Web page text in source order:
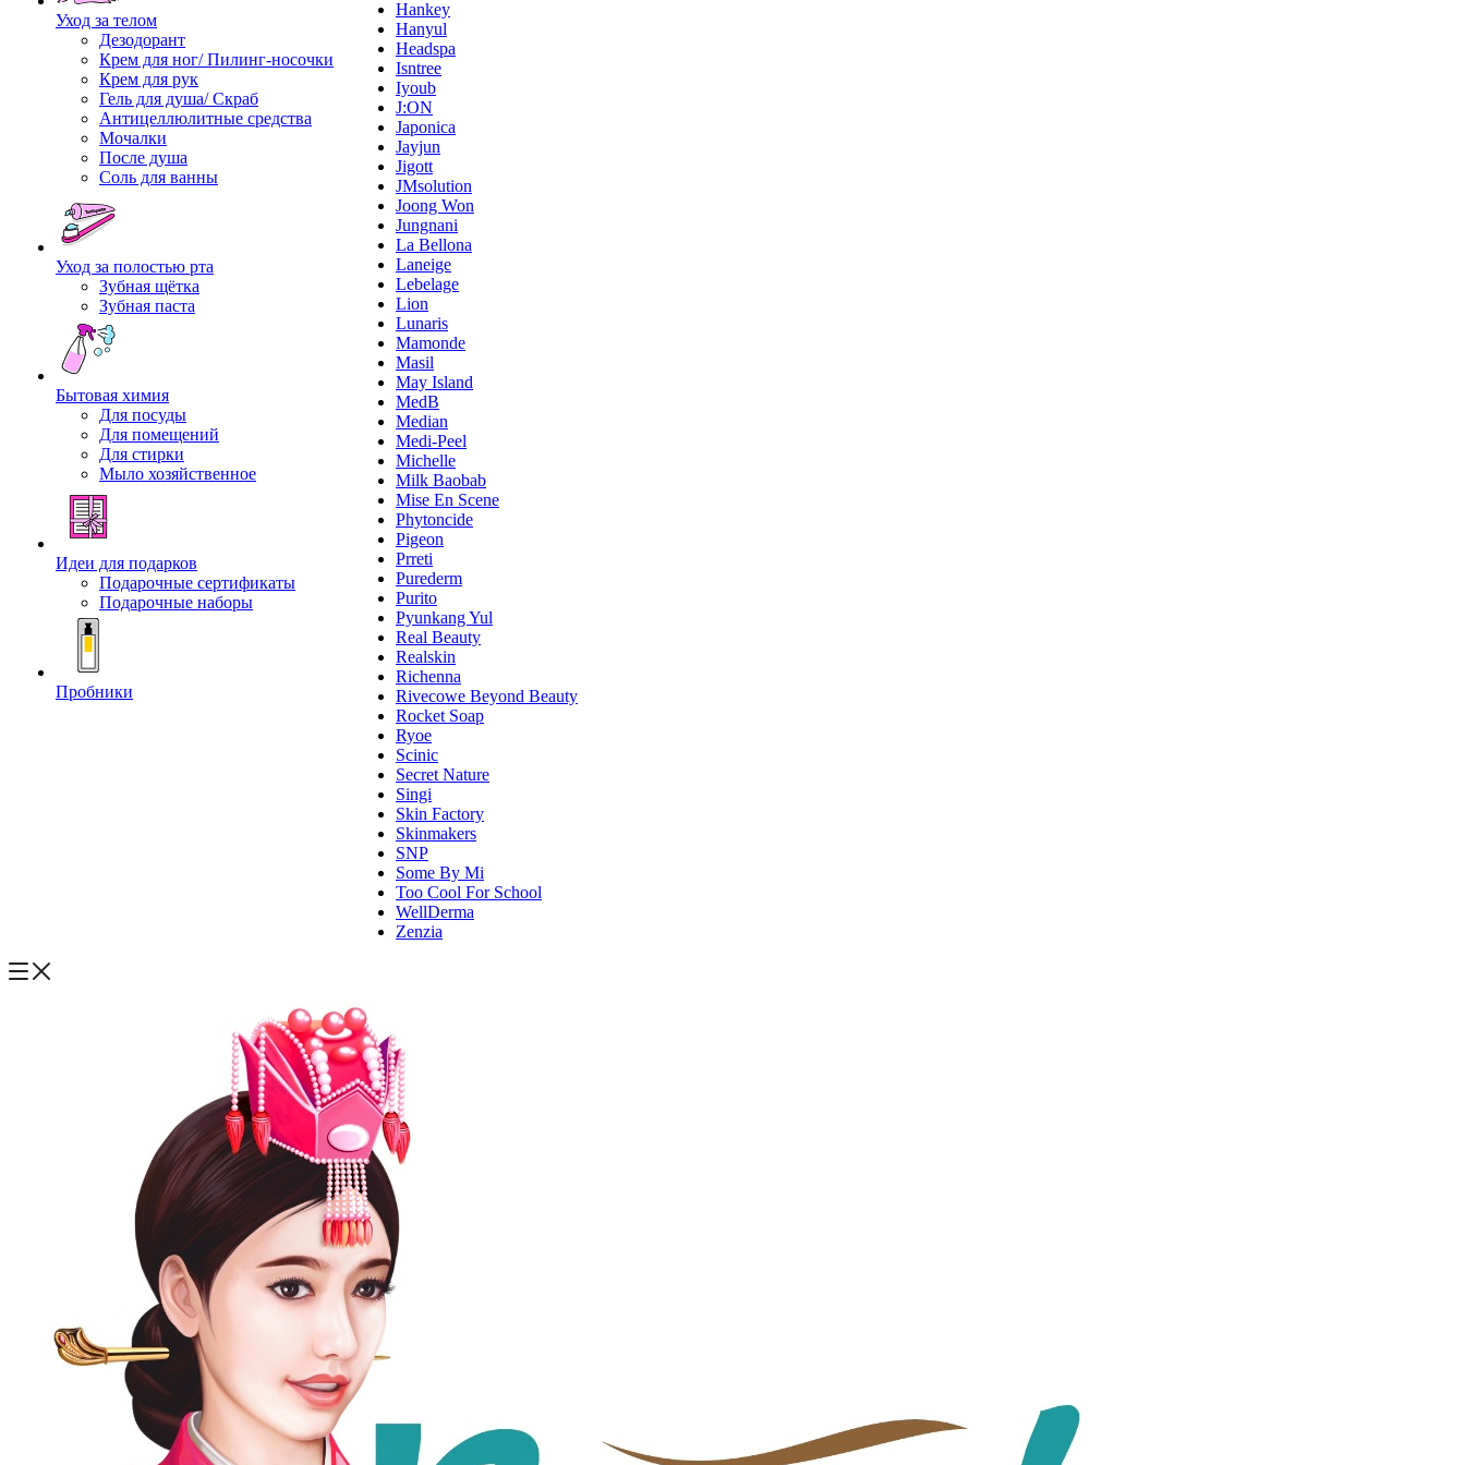
Уход за телом
Дезодорант
Крем для ног/ Пилинг-носочки
Крем для рук
Гель для душа/ Скраб
Антицеллюлитные средства
Мочалки
После душа
Соль для ванны
Уход за полостью рта
Зубная щётка
Зубная паста
Бытовая химия
Для посуды
Для помещений
Для стирки
Мыло хозяйственное
Идеи для подарков
Подарочные сертификаты
Подарочные наборы
Пробники
Hankey
Hanyul
Headspa
Isntree
Iyoub
J:ON
Japonica
Jayjun
Jigott
JMsolution
Joong Won
Jungnani
La Bellona
Laneige
Lebelage
Lion
Lunaris
Mamonde
Masil
May Island
MedB
Median
Medi-Peel
Michelle
Milk Baobab
Mise En Scene
Phytoncide
Pigeon
Prreti
Purederm
Purito
Pyunkang Yul
Real Beauty
Realskin
Richenna
Rivecowe Beyond Beauty
Rocket Soap
Ryoe
Scinic
Secret Nature
Singi
Skin Factory
Skinmakers
SNP
Some By Mi
Too Cool For School
WellDerma
Zenzia